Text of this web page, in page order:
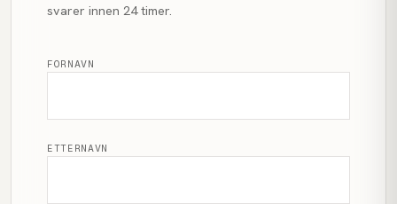
svarer innen 24 timer.
FORNAVN
ETTERNAVN